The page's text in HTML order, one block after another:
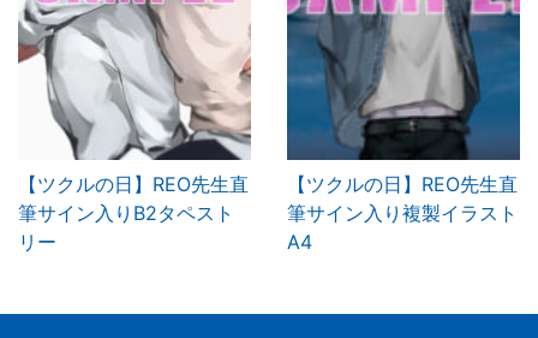
【ツクルの日】REO先生直
筆サイン入りB2タペスト
リー
【ツクルの日】REO先生直
筆サイン入り複製イラスト
A4